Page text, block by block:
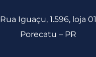
Rua Iguaçu, 1.596, loja 01
Porecatu – PR